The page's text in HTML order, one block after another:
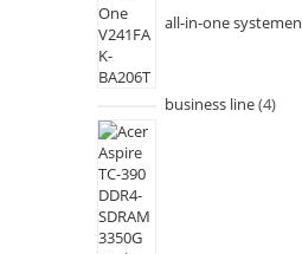
all-in-one systemen
business line 4